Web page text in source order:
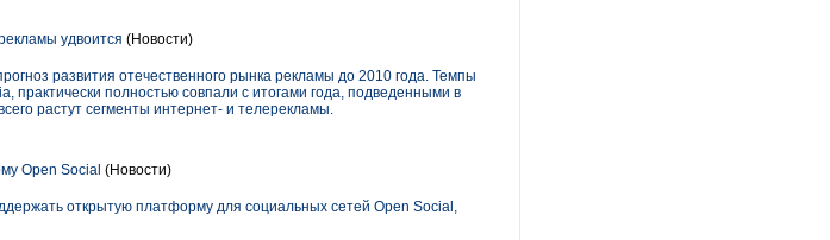
удвоится (Новости)
развития отечественного рынка рекламы до 2010 года. Темпы
практически полностью совпали с итогами года, подведенными в
растут сегменты интернет- и телерекламы.
Open Social (Новости)
открытую платформу для социальных сетей Open Social,